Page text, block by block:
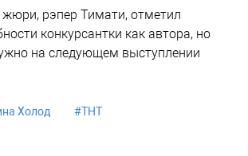
рэпер Тимати, отметил
конкурсантки как автора, но
на следующем выступлении
Холод #ТНТ